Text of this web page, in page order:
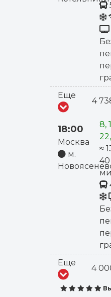
Еще
4
18:00
Москва
м.
8,
≈
40
Еще
4